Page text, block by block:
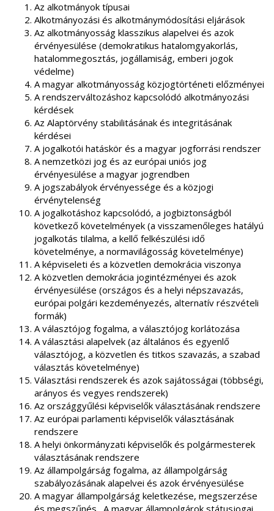
Az alkotmányok típusai
Alkotmányozási és alkotmánymódosítási eljárások
Az alkotmányosság klasszikus alapelvei és azok
érvényesülése (demokratikus hatalomgyakorlás,
hatalommegosztás, jogállamiság, emberi jogok
védelme)
A magyar alkotmányosság közjogtörténeti előzményei
A rendszerváltozáshoz kapcsolódó alkotmányozási
kérdések
Az Alaptörvény stabilitásának és integritásának
kérdései
A jogalkotói hatáskör és a magyar jogforrási rendszer
A nemzetközi jog és az európai uniós jog
érvényesülése a magyar jogrendben
A jogszabályok érvényessége és a közjogi
érvénytelenség
A jogalkotáshoz kapcsolódó, a jogbiztonságból
következő követelmények (a visszamenőleges hatályú
jogalkotás tilalma, a kellő felkészülési idő
követelménye, a normavilágosság követelménye)
A képviseleti és a közvetlen demokrácia viszonya
A közvetlen demokrácia jogintézményei és azok
érvényesülése (országos és a helyi népszavazás,
európai polgári kezdeményezés, alternatív részvételi
formák)
A választójog fogalma, a választójog korlátozása
A választási alapelvek (az általános és egyenlő
választójog, a közvetlen és titkos szavazás, a szabad
választás követelménye)
Választási rendszerek és azok sajátosságai (többségi,
arányos és vegyes rendszerek)
Az országgyűlési képviselők választásának rendszere
Az európai parlamenti képviselők választásának
rendszere
A helyi önkormányzati képviselők és polgármesterek
választásának rendszere
Az állampolgárság fogalma, az állampolgárság
szabályozásának alapelvei és azok érvényesülése
A magyar állampolgárság keletkezése, megszerzése
és megszűnés. A magyar állampolgárok státusjogai